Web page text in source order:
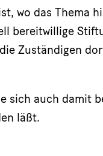
wo das Thema
bereitwillige
Zuständigen
sich auch damit
läßt.